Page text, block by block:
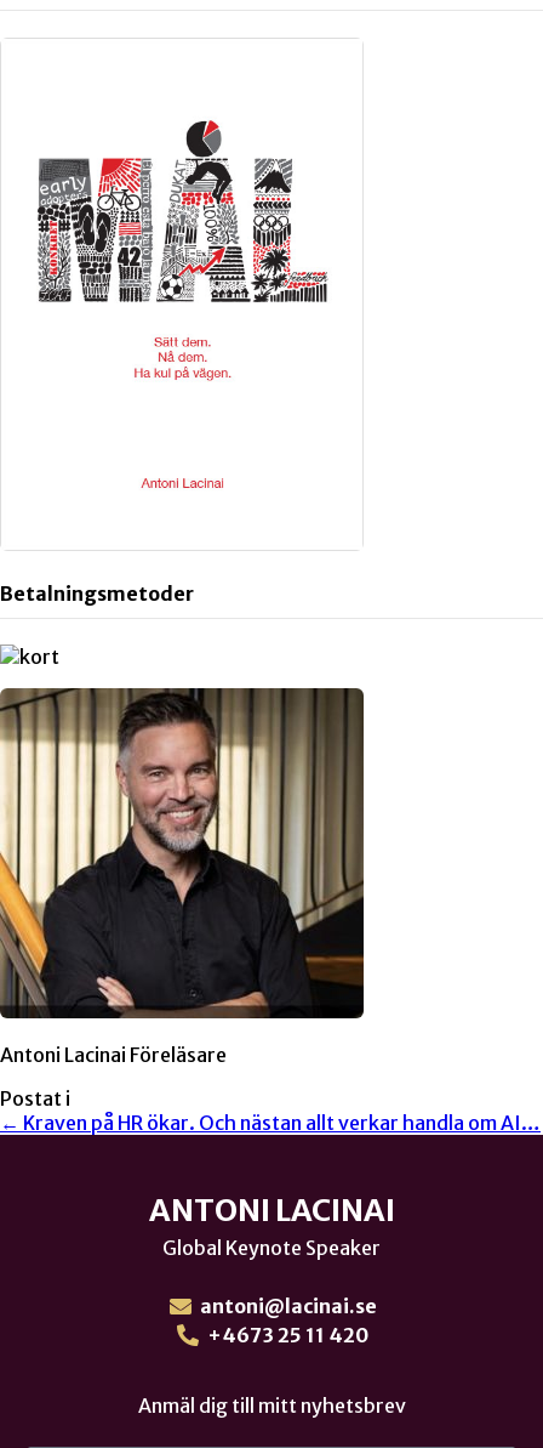
Betalningsmetoder
Antoni Lacinai Föreläsare
Postat i
← Kraven på HR ökar. Och nästan allt verkar handla om AI…
ANTONI LACINAI
Global Keynote Speaker
antoni@lacinai.se
+4673 25 11 420
Anmäl dig till mitt nyhetsbrev